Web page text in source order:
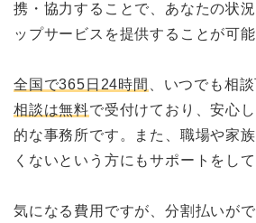
携・協力することで、あなたの状
ップサービスを提供することが可能
全国で365日24時間
、いつでも相
相談は無料で受付けており、安心
的な事務所です。また、職場や家
くないという方にもサポートをして
気になる費用ですが、分割払いが